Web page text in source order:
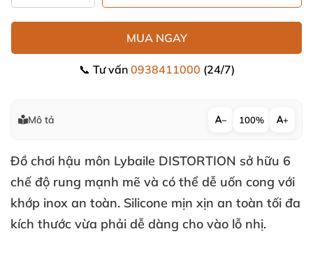
MUA NGAY
📞 Tư vấn 0938411000 (24/7)
Mô tả − 100% +
Đồ chơi hậu môn Lybaile DISTORTION sở hữu 6
chế độ rung mạnh mẽ và có thể dễ uốn cong với
khớp inox an toàn. Silicone mịn xịn an toàn tối đa
kích thước vừa phải dễ dàng cho vào lỗ nhị.